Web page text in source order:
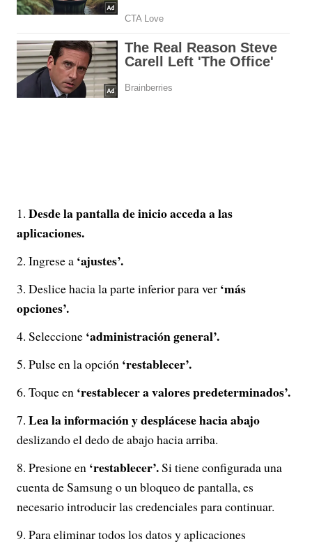
Desde la pantalla de inicio acceda a las
aplicaciones.
Ingrese a ‘ajustes’.
Deslice hacia la parte inferior para ver ‘más
opciones’.
Seleccione ‘administración general’.
Pulse en la opción ‘restablecer’.
Toque en ‘restablecer a valores predeterminados’.
Lea la información y desplácese hacia abajo
deslizando el dedo de abajo hacia arriba.
Presione en ‘restablecer’.Si tiene configurada una
cuenta de Samsung o un bloqueo de pantalla, es
necesario introducir las credenciales para continuar.
Para eliminar todos los datos y aplicaciones